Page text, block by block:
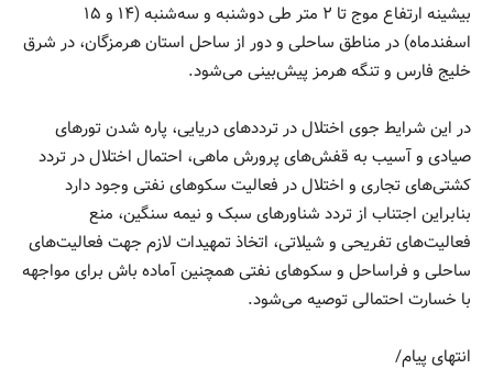
بیشینه ارتفاع موج تا ۲ متر طی دوشنبه و سه‌شنبه (۱۴ و ۱۵
اسفندماه) در مناطق ساحلی و دور از ساحل استان هرمزگان، در شرق
خلیج فارس و تنگه هرمز پیش‌بینی می‌شود.
در این شرایط جوی اختلال در ترددهای دریایی، پاره شدن تورهای
صیادی و آسیب به قفش‌های پرورش ماهی، احتمال اختلال در تردد
کشتی‌های تجاری و اختلال در فعالیت سکوهای نفتی وجود دارد
بنابراین اجتناب از تردد شناورهای سبک و نیمه سنگین، منع
فعالیت‌های تفریحی و شیلاتی، اتخاذ تمهیدات لازم جهت فعالیت‌های
ساحلی و فراساحل و سکوهای نفتی همچنین آماده باش برای مواجهه
با خسارت احتمالی توصیه می‌شود.
انتهای پیام/